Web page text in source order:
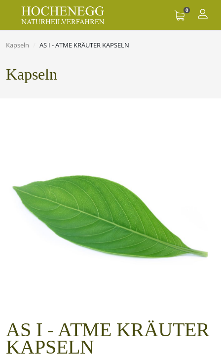
0
Kapseln AS I - ATME KRÄUTER KAPSELN
Kapseln
AS I - ATME KRÄUTER
KAPSELN